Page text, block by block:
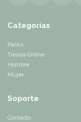
Categorías
Packs
Tienda Online
Hombre
Mujer
Soporte
Contacto